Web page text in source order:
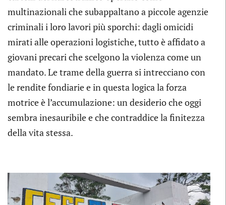
multinazionali che subappaltano a piccole agenzie
criminali i loro lavori più sporchi: dagli omicidi
mirati alle operazioni logistiche, tutto è affidato a
giovani precari che scelgono la violenza come un
mandato. Le trame della guerra si intrecciano con
le rendite fondiarie e in questa logica la forza
motrice è l’accumulazione: un desiderio che oggi
sembra inesauribile e che contraddice la finitezza
della vita stessa.